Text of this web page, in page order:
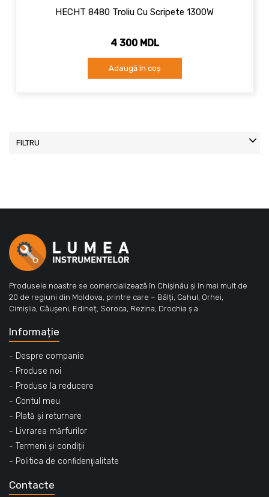
HECHT 8480 Troliu Cu Scripete 1300W
4 300 MDL
Adaugă în coș
FILTRU
Produsele noastre se comercializează în Chișinău și în mai mult de
20 de regiuni din Moldova, printre care – Bălți, Cahul, Orhei,
Cimișlia, Căușeni, Edineț, Soroca, Rezina, Drochia ș.a.
Informație
- Despre companie
- Produse noi
- Produse la reducere
- Contul meu
- Plată și returnare
- Livrarea mărfurilor
- Termeni și condiții
- Politica de confidenţialitate
Contacte